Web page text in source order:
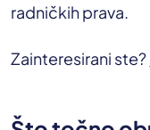
radničkih prava.
Zainteresirani ste?